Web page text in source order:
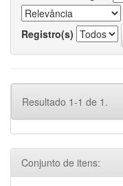
Registro(s)
Resultado 1-1 de 1.
Conjunto de itens: